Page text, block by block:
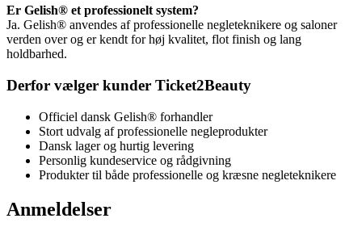
Er Gelish® et professionelt system?
Ja. Gelish® anvendes af professionelle negleteknikere og saloner
verden over og er kendt for høj kvalitet, flot finish og lang
holdbarhed.
Derfor vælger kunder Ticket2Beauty
Officiel dansk Gelish® forhandler
Stort udvalg af professionelle negleprodukter
Dansk lager og hurtig levering
Personlig kundeservice og rådgivning
Produkter til både professionelle og kræsne negleteknikere
Anmeldelser